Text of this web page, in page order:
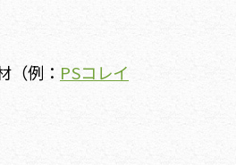
（例： PSコレイ